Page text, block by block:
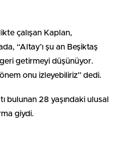
çalışan Kaplan,
“Altay’ı şu an Beşiktaş
getirmeyi düşünüyor.
onu izleyebiliriz” dedi.
bulunan 28 yaşındaki ulusal
giydi.